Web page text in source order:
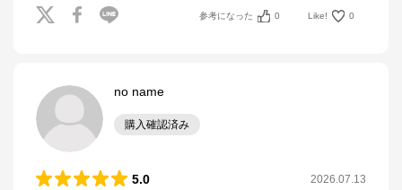
参考になった 0 Like! 0
no name
購入確認済み
5.0 2026.07.13